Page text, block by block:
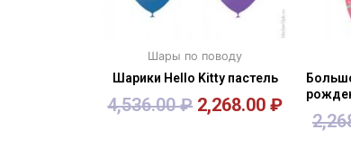
Шары по поводу
Шарики Hello Kitty пастель
4,536.00₽ 2,268.00₽